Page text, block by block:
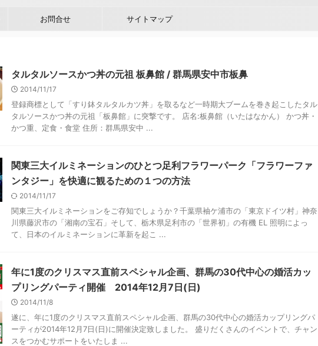
お問合せ サイトマップ
タルタルソースかつ丼の元祖 板鼻館 / 群馬県安中市板鼻
2014/11/17
登録商標として「すり鉢タルタルカツ丼」を取るなど一時期大ブームを巻き起こしたタル
タルソースかつ丼の元祖「板鼻館」に突撃です。 店名:板鼻館（いたはなかん） かつ丼・
かつ重、定食・食堂 住所：群馬県安中 ...
関東三大イルミネーションのひとつ足利フラワーパーク「フラワーファ
ンタジー」を快適に観るための１つの方法
2014/11/17
関東三大イルミネーションをご存知でしょうか？千葉県袖ケ浦市の「東京ドイツ村」神奈
川県藤沢市の「湘南の宝石」そして、栃木県足利市の「世界初」の有機 EL 照明によっ
て、日本のイルミネーションに革新を起こ ...
年に1度のクリスマス直前スペシャル企画、群馬の30代中心の婚活カッ
プリングパーティ開催 2014年12月7日(日)
2014/11/8
遂に、年に1度のクリスマス直前スペシャル企画、群馬の30代中心の婚活カップリングパ
ーティが2014年12月7日(日)に開催決定致しました。 盛りだくさんのイベントで、チャン
スをつかむサポートをいたしま ...